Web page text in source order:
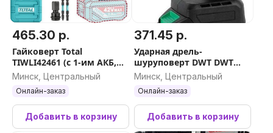
465.30 р.
Гайковерт Total
TIWLI42461 (с 1-им АКБ,
кейс)
Минск, Центральный
Онлайн-заказ
Добавить в корзину
371.45 р.
Ударная дрель-
шуруповерт DWT DWT
ASBP-20 DNM-2 BMC (с 2-
мя АКБ, кейс)
Минск, Центральный
Онлайн-заказ
Добавить в корзину